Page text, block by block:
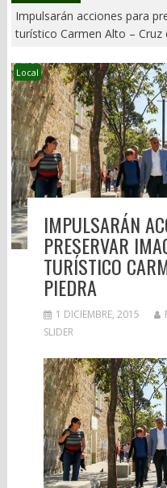
Impulsarán acciones para
turístico Carmen Alto – Cruz
Local
IMPULSARÁN
PRESERVAR
TURÍSTICO
PIEDRA
1 DICIEMBRE, 2015
SLIDER